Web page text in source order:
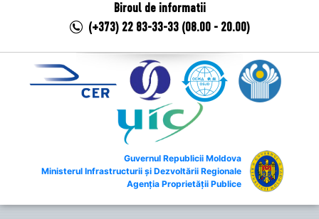
Biroul de informatii
(+373) 22 83-33-33 (08.00 - 20.00)
Guvernul Republicii Moldova
Ministerul Infrastructurii și Dezvoltării Regionale
Agenția Proprietății Publice